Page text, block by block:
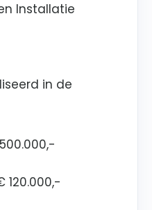
Installatie
in de
120.000,-